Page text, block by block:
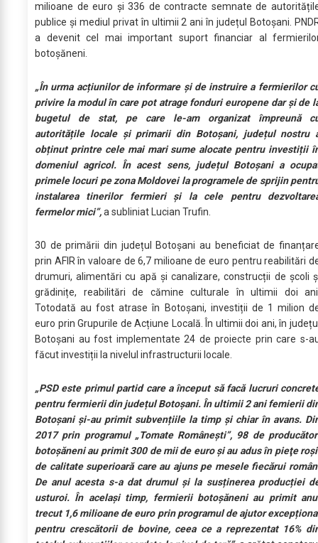
milioane de euro și 336 de contracte semnate de
publice și mediul privat în ultimii 2 ani în județul Botoșani.
a devenit cel mai important suport financiar al
botoșăneni.
„În urma acțiunilor de informare și de instruire a fermierilor
privire la modul în care pot atrage fonduri europene dar și de
bugetul de stat, pe care le-am organizat împreună
autoritățile locale și primarii din Botoșani, județul nostru
obținut printre cele mai mari sume alocate pentru investiții
domeniul agricol. În acest sens, județul Botoșani a
primele locuri pe zona Moldovei la programele de sprijin
instalarea tinerilor fermieri și la cele pentru
fermelor mici”,a subliniat Lucian Trufin.
30 de primării din județul Botoșani au beneficiat de
prin AFIR în valoare de 6,7 milioane de euro pentru reabilitări
drumuri, alimentări cu apă și canalizare, construcții de școli
grădinițe, reabilitări de cămine culturale în ultimii doi
Totodată au fost atrase în Botoșani, investiții de 1 milion
euro prin Grupurile de Acțiune Locală. În ultimii doi ani, în
Botoșani au fost implementate 24 de proiecte prin care s-
făcut investiții la nivelul infrastructurii locale.
„PSD este primul partid care a început să facă lucruri
pentru fermierii din județul Botoșani. În ultimii 2 ani femierii
Botoșani și-au primit subvențiile la timp și chiar în avans.
2017 prin programul „Tomate Românești”, 98 de
botoșăneni au primit 300 de mii de euro și au adus în pieţe
de calitate superioară care au ajuns pe mesele fiecărui
De anul acesta s-a dat drumul și la susținerea producției
usturoi. În același timp, fermierii botoșăneni au primit
trecut 1,6 milioane de euro prin programul de ajutor
pentru crescătorii de bovine, ceea ce a reprezentat 16%